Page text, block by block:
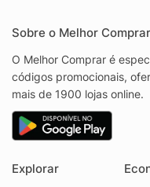
Sobre o Melhor Comprar
O Melhor Comprar é
códigos promocionais,
mais de 1900 lojas online.
Explorar